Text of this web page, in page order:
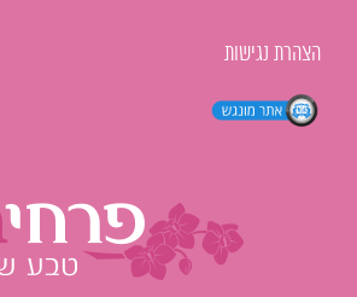
הצהרת נגישות